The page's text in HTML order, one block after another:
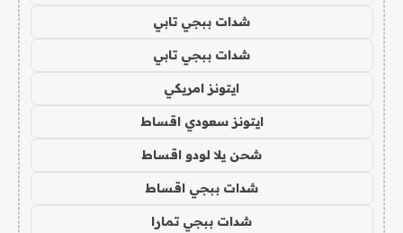
شدات ببجي تابي
شدات ببجي تابي
ايتونز امريكي
ايتونز سعودي اقساط
شحن يلا لودو اقساط
شدات ببجي اقساط
شدات ببجي تمارا